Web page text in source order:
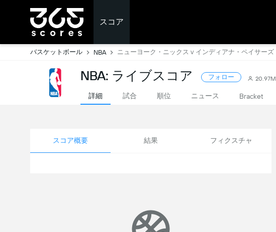
スコア
バスケットボール NBA ニューヨーク・ニックス v インディアナ・ペイサーズ
NBA: ライブスコア フォロー 20.97M
詳細 試合 順位 ニュース Bracket
スコア概要 結果 フィクスチャ